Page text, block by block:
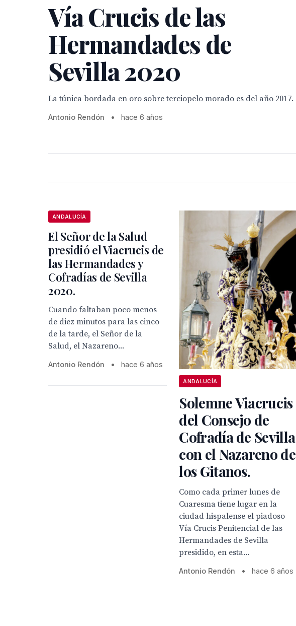
Vía Crucis de las
Hermandades de
Sevilla 2020
La túnica bordada en oro sobre terciopelo morado es del año 2017.
Antonio Rendón • hace 6 años
ANDALUCÍA
El Señor de la Salud
presidió el Viacrucis de
las Hermandades y
Cofradías de Sevilla
2020.
Cuando faltaban poco menos
de diez minutos para las cinco
de la tarde, el Señor de la
Salud, el Nazareno...
Antonio Rendón • hace 6 años
ANDALUCÍA
Solemne Viacrucis
del Consejo de
Cofradía de Sevilla
con el Nazareno de
los Gitanos.
Como cada primer lunes de
Cuaresma tiene lugar en la
ciudad hispalense el piadoso
Vía Crucis Penitencial de las
Hermandades de Sevilla
presidido, en esta...
Antonio Rendón • hace 6 años